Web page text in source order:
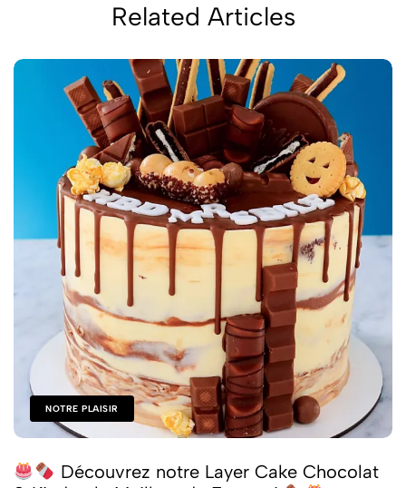
Related Articles
NOTRE PLAISIR
Découvrez notre Layer Cake Chocolat